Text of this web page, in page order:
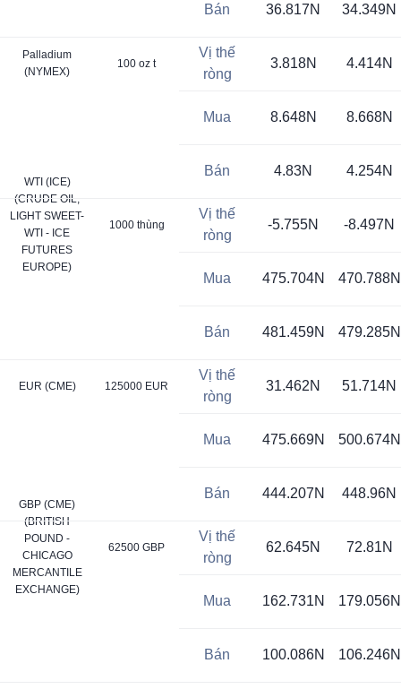
UNG
(NYMEX)
Palladium
(NYMEX)
100 oz t
WTI (ICE)
(CRUDE OIL,
LIGHT SWEET-
WTI - ICE
FUTURES
EUROPE)
1000 thùng
EUR (CME) 125000 EUR
GBP (CME)
(BRITISH
POUND -
CHICAGO
MERCANTILE
EXCHANGE)
62500 GBP
Bán 36.817N 34.349N
Vị thế
ròng
3.818N 4.414N
Mua 8.648N 8.668N
Bán 4.83N 4.254N
Vị thế
ròng
-5.755N -8.497N
Mua 475.704N 470.788N
Bán 481.459N 479.285N
Vị thế
ròng
31.462N 51.714N
Mua 475.669N 500.674N
Bán 444.207N 448.96N
Vị thế
ròng
62.645N 72.81N
Mua 162.731N 179.056N
Bán 100.086N 106.246N